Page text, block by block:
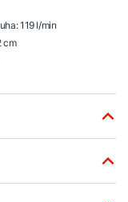
119 l/min
cm